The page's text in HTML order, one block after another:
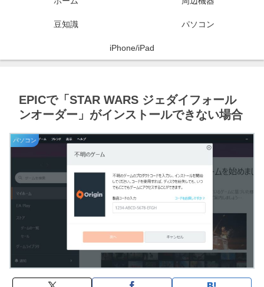
豆知識 パソコン
iPhone/iPad
EPICで「STAR WARS ジェダイフォール
ンオーダー」がインストールできない場合
パソコン